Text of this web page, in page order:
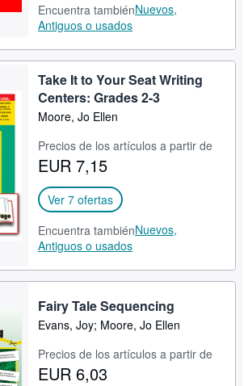
Encuentra tambiénNuevos,
Antiguos o usados
Take It to Your Seat Writing
Centers: Grades 2-3
Moore, Jo Ellen
Precios de los artículos a partir de
EUR 7,15
Ver 7 ofertas
Encuentra tambiénNuevos,
Antiguos o usados
Fairy Tale Sequencing
Evans, Joy; Moore, Jo Ellen
Precios de los artículos a partir de
EUR 6,03